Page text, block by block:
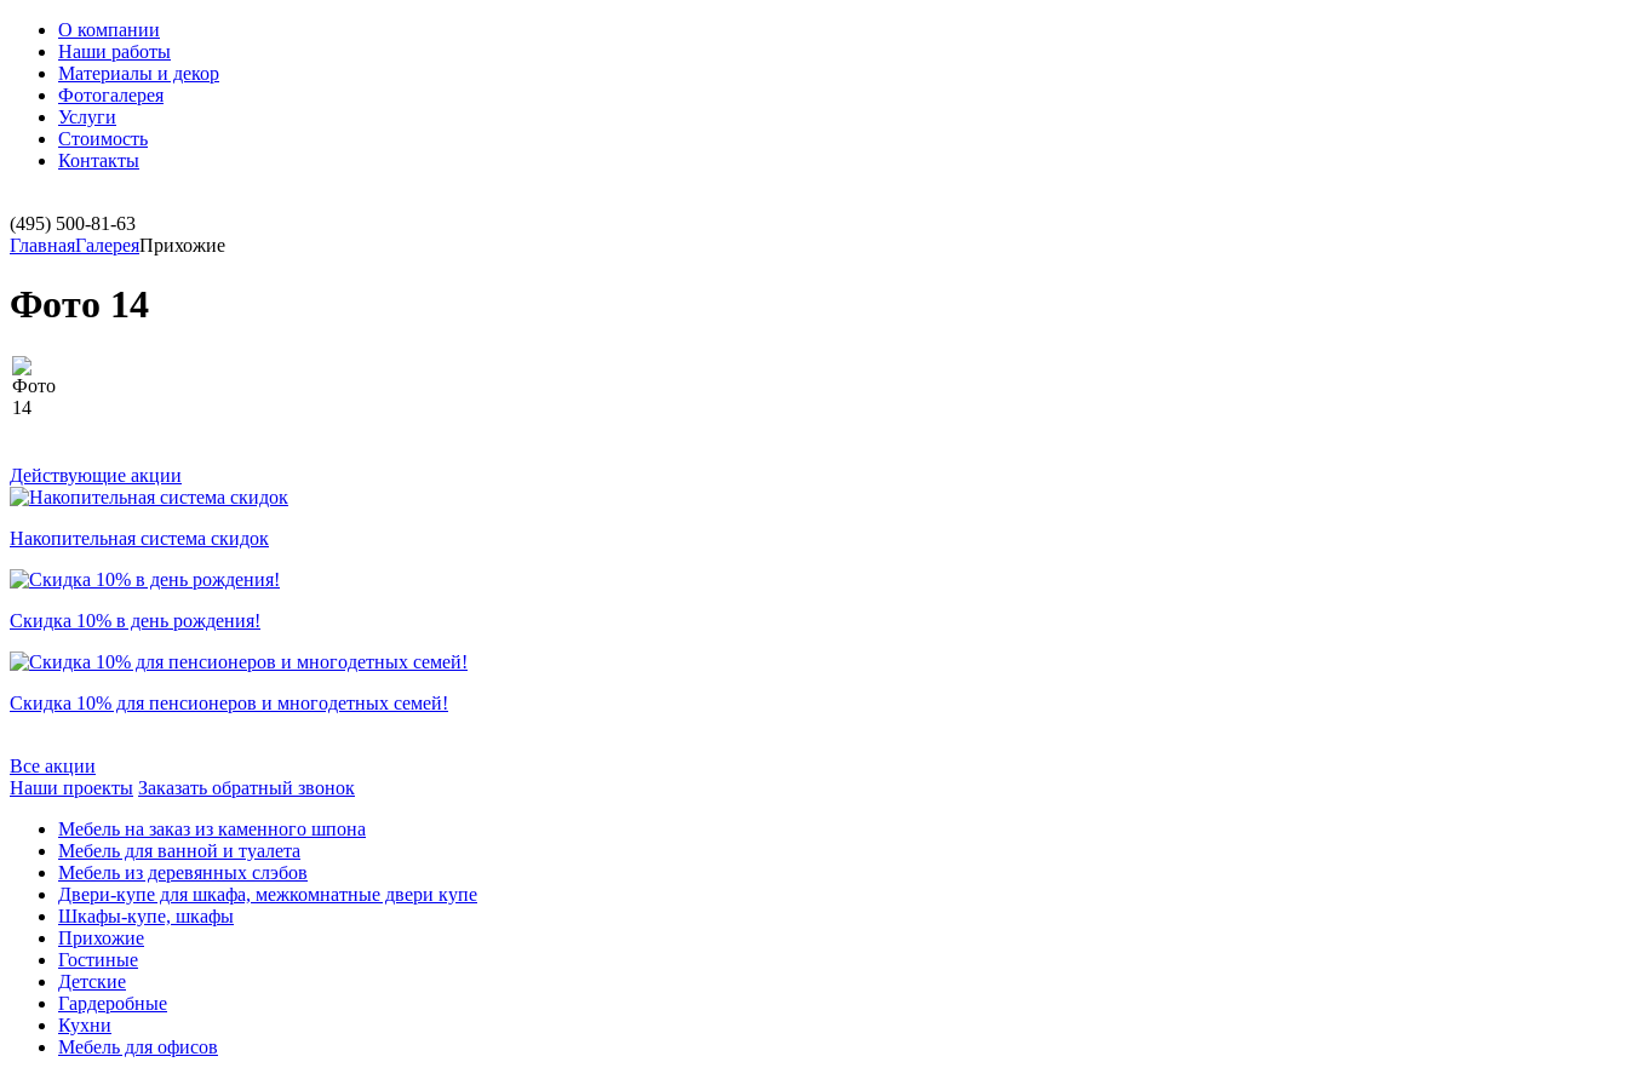
О компании
Наши работы
Материалы и декор
Фотогалерея
Услуги
Стоимость
Контакты
(495) 500-81-63
ГлавнаяГалереяПрихожие
Фото 14
Действующие акции
Накопительная система скидок
Скидка 10% в день рождения!
Скидка 10% для пенсионеров и многодетных семей!
Все акции
Наши проекты Заказать обратный звонок
Мебель на заказ из каменного шпона
Мебель для ванной и туалета
Мебель из деревянных слэбов
Двери-купе для шкафа, межкомнатные двери купе
Шкафы-купе, шкафы
Прихожие
Гостиные
Детские
Гардеробные
Кухни
Мебель для офисов